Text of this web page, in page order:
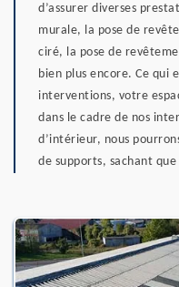
d’assurer diverses
murale, la pose de
ciré, la pose de
bien plus encore. Ce qui
interventions, votre
dans le cadre de nos
d’intérieur, nous
de supports, sachant